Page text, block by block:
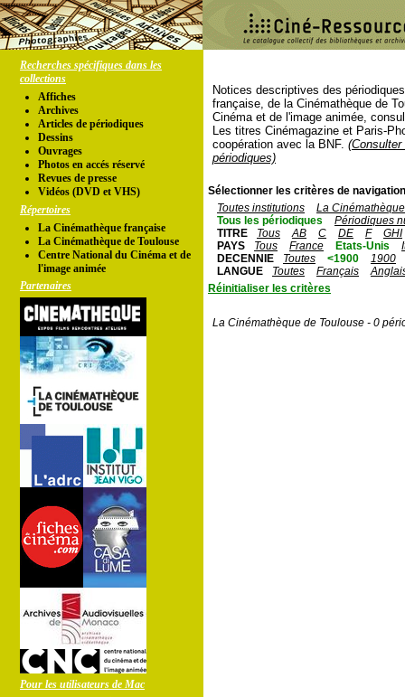
Recherches spécifiques dans les
collections
Affiches
Archives
Articles de périodiques
Dessins
Ouvrages
Photos en accés réservé
Revues de presse
Vidéos (DVD et VHS)
Répertoires
La Cinémathèque française
La Cinémathèque de Toulouse
Centre National du Cinéma et de
l'image animée
Partenaires
Pour les utilisateurs de Mac
Notices descriptives des
française, de la Cinémathèque de
Cinéma et de l'image animée,
Les titres Cinémagazine et Paris-
coopération avec la BNF.
périodiques)
Sélectionner les critères de
Toutes institutions
La
Tous les périodiques
Périodiques
TITRE
Tous AB C DE F
GHI
PAYS
Tous France Etats-Unis
DECENNIE
Toutes <1900
1900
LANGUE
Toutes Français
Réinitialiser les critères
La Cinémathèque de Toulouse - 0